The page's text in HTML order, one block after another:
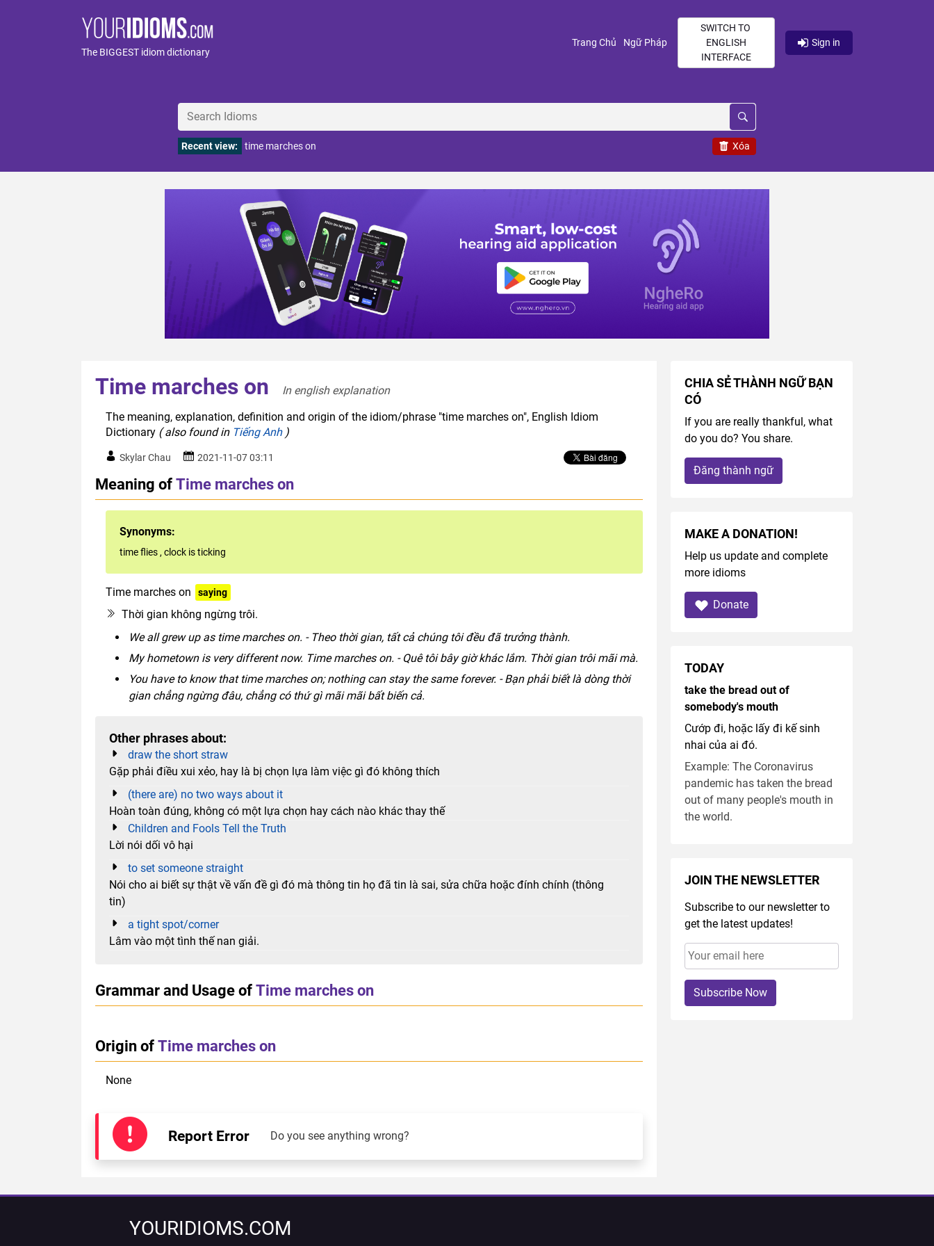
The BIGGEST idiom dictionary
Trang Chủ (current)
Ngữ Pháp(current)
SWITCH TO
ENGLISH
INTERFACE
Sign in
Xóa
Recent view: time marches on
Time marches on
In english explanation
The meaning, explanation, definition and origin of the idiom/phrase "time marches on", English Idiom
Dictionary ( also found in Tiếng Anh)
Skylar Chau 2021-11-07 03:11
Meaning ofTime marches on
Synonyms:
time flies , clock is ticking
Time marches on saying
Thời gian không ngừng trôi.
We all grew up as time marches on. - Theo thời gian, tất cả chúng tôi đều đã trưởng thành.
My hometown is very different now. Time marches on. - Quê tôi bây giờ khác lắm. Thời gian trôi mãi mà.
You have to know that time marches on; nothing can stay the same forever. - Bạn phải biết là dòng thời
gian chẳng ngừng đâu, chẳng có thứ gì mãi mãi bất biến cả.
Other phrases about:
draw the short straw
Gặp phải điều xui xẻo, hay là bị chọn lựa làm việc gì đó không thích
(there are) no two ways about it
Hoàn toàn đúng, không có một lựa chọn hay cách nào khác thay thế
Children and Fools Tell the Truth
Lời nói dối vô hại
to set someone straight
Nói cho ai biết sự thật về vấn đề gì đó mà thông tin họ đã tin là sai, sửa chữa hoặc đính chính (thông
tin)
a tight spot/corner
Lâm vào một tình thế nan giải.
Grammar and Usage ofTime marches on
Origin ofTime marches on
None
Report Error Do you see anything wrong?
CHIA SẺ THÀNH NGỮ BẠN
CÓ
If you are really thankful, what
do you do? You share.
Đăng thành ngữ
MAKE A DONATION!
Help us update and complete
more idioms
Donate
TODAY
take the bread out of
somebody's mouth
Cướp đi, hoặc lấy đi kế sinh
nhai của ai đó.
Example: The Coronavirus
pandemic has taken the bread
out of many people's mouth in
the world.
JOIN THE NEWSLETTER
Subscribe to our newsletter to
get the latest updates!
Subscribe Now
YOURIDIOMS.COM